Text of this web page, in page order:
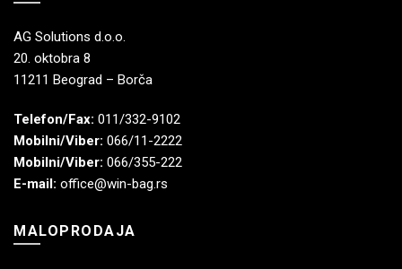
AG Solutions d.o.o.
20. oktobra 8
11211 Beograd – Borča
Telefon/Fax: 011/332-9102
Mobilni/Viber: 066/11-2222
Mobilni/Viber: 066/355-222
E-mail: office@win-bag.rs
MALOPRODAJA